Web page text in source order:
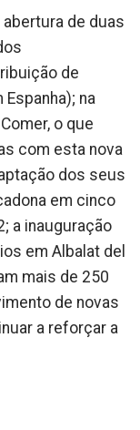
de duas
de
na
o que
com esta nova
dos seus
em cinco
a inauguração
em Albalat del
mais de 250
de novas
a reforçar a